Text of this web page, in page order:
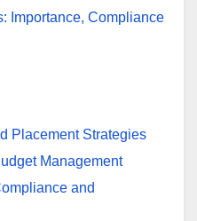
Importance, Compliance
Placement Strategies
Management
and